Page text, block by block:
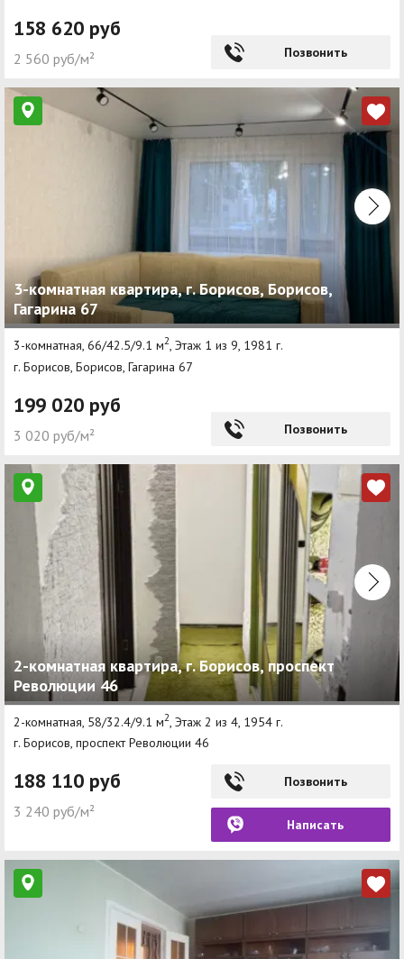
158 620 руб
2 560 руб/м² Позвонить
3-комнатная квартира, г. Борисов, Борисов,
Гагарина 67
3-комнатная, 66/42.5/9.1 м2, Этаж 1 из 9, 1981 г.
г. Борисов, Борисов, Гагарина 67
199 020 руб
3 020 руб/м² Позвонить
2-комнатная квартира, г. Борисов, проспект
Революции 46
2-комнатная, 58/32.4/9.1 м2 , Этаж 2 из 4, 1954 г.
г. Борисов, проспект Революции 46
188 110 руб
3 240 руб/м²
Позвонить
Написать